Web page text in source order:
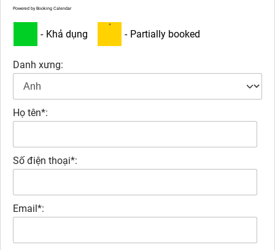
Powered by Booking Calendar
- Khả dụng
·
- Partially booked
Danh xưng:
Họ tên*:
Số điện thoại*:
Email*: